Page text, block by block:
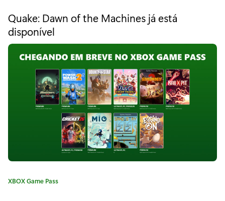
e
g
u
n
d
a
A
v
e
e
g
o
Quake: Dawn of the Machines já está
disponível
C
XBOX Game Pass